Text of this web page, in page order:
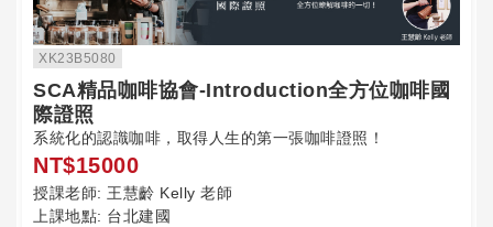
XK23B5080
SCA精品咖啡協會-Introduction全方位咖啡國
際證照
系統化的認識咖啡，取得人生的第一張咖啡證照！
NT$15000
授課老師: 王慧齡 Kelly 老師
上課地點: 台北建國